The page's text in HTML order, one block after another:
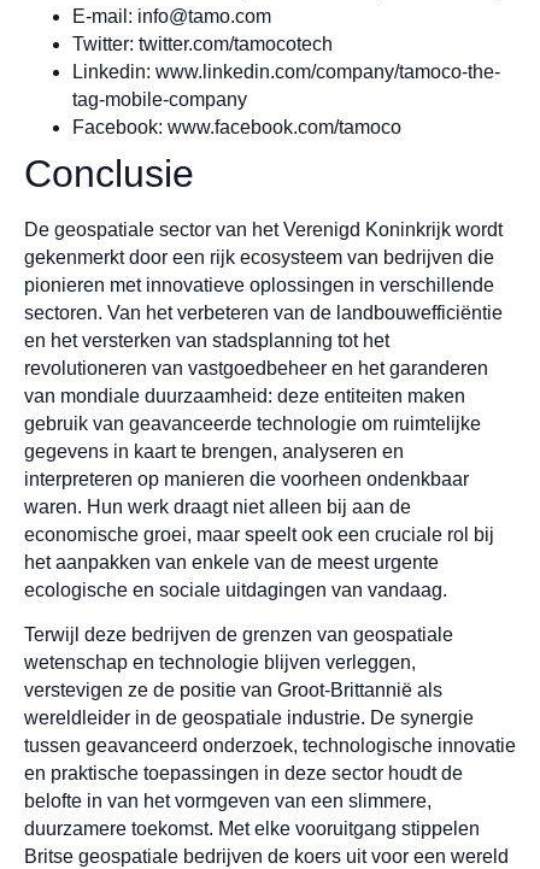
E-mail: info@tamo.com
Twitter: twitter.com/tamocotech
Linkedin: www.linkedin.com/company/tamoco-the-
tag-mobile-company
Facebook: www.facebook.com/tamoco
Conclusie
De geospatiale sector van het Verenigd Koninkrijk wordt
gekenmerkt door een rijk ecosysteem van bedrijven die
pionieren met innovatieve oplossingen in verschillende
sectoren. Van het verbeteren van de landbouwefficiëntie
en het versterken van stadsplanning tot het
revolutioneren van vastgoedbeheer en het garanderen
van mondiale duurzaamheid: deze entiteiten maken
gebruik van geavanceerde technologie om ruimtelijke
gegevens in kaart te brengen, analyseren en
interpreteren op manieren die voorheen ondenkbaar
waren. Hun werk draagt niet alleen bij aan de
economische groei, maar speelt ook een cruciale rol bij
het aanpakken van enkele van de meest urgente
ecologische en sociale uitdagingen van vandaag.
Terwijl deze bedrijven de grenzen van geospatiale
wetenschap en technologie blijven verleggen,
verstevigen ze de positie van Groot-Brittannië als
wereldleider in de geospatiale industrie. De synergie
tussen geavanceerd onderzoek, technologische innovatie
en praktische toepassingen in deze sector houdt de
belofte in van het vormgeven van een slimmere,
duurzamere toekomst. Met elke vooruitgang stippelen
Britse geospatiale bedrijven de koers uit voor een wereld